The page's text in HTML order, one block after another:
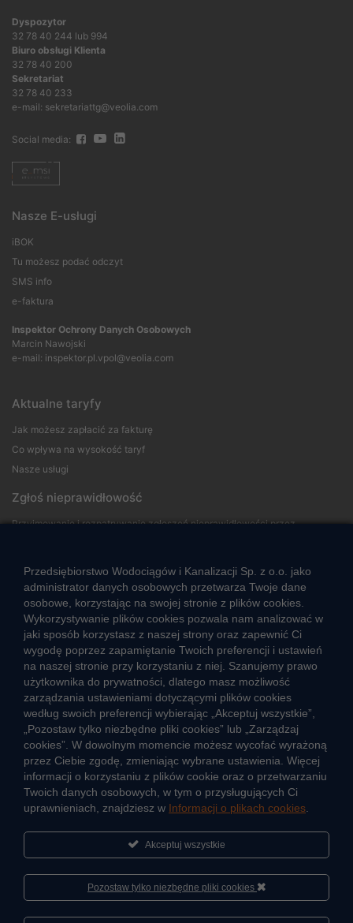
Dyspozytor
32 78 40 244 lub 994
Biuro obsługi Klienta
32 78 40 200
Sekretariat
32 78 40 233
e-mail: sekretariattg@veolia.com
Social media:
Nasze E-usługi
iBOK
Tu możesz podać odczyt
SMS info
e-faktura
Inspektor Ochrony Danych Osobowych
Marcin Nawojski
e-mail: inspektor.pl.vpol@veolia.com
Aktualne taryfy
Jak możesz zapłacić za fakturę
Co wpływa na wysokość taryf
Nasze usługi
Zgłoś nieprawidłowość
Przyjmowanie i rozpatrywanie zgłoszeń nieprawidłowości przez
Strefa klienta
Aktualności
Informacja o jakości wody
Informacje o przerwach w dostawie wody
Pogotowie wodociągowe
Jak oszczędzać wodę
Czego nie wrzucać do kanalizacji
Jak unikać strat wody
Nawyki eko-mieszkańca
Dane kluczowe
Jak kontrolujemy jakość wody i ścieków
Cyberbezpieczeństwo
Przedsiębiorstwo Wodociągów i Kanalizacji Sp. z o.o. jako
administrator danych osobowych przetwarza Twoje dane
osobowe, korzystając na swojej stronie z plików cookies.
Wykorzystywanie plików cookies pozwala nam analizować w
jaki sposób korzystasz z naszej strony oraz zapewnić Ci
wygodę poprzez zapamiętanie Twoich preferencji i ustawień
na naszej stronie przy korzystaniu z niej. Szanujemy prawo
użytkownika do prywatności, dlatego masz możliwość
zarządzania ustawieniami dotyczącymi plików cookies
według swoich preferencji wybierając „Akceptuj wszystkie”,
„Pozostaw tylko niezbędne pliki cookies” lub „Zarządzaj
cookies”. W dowolnym momencie możesz wycofać wyrażoną
przez Ciebie zgodę, zmieniając wybrane ustawienia. Więcej
informacji o korzystaniu z plików cookie oraz o przetwarzaniu
Twoich danych osobowych, w tym o przysługujących Ci
uprawnieniach, znajdziesz w Informacji o plikach cookies
Akceptuj wszystkie
Pozostaw tylko niezbędne pliki cookies